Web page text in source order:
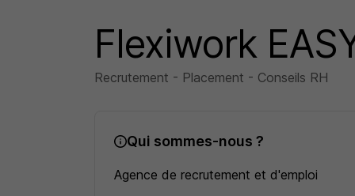
Flexiwork
Recrutement - Placement - Conseils RH
Qui sommes-nous ?
Agence de recrutement et d'emploi